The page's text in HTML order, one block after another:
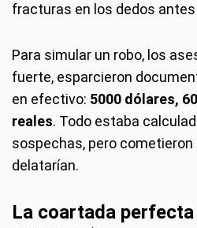
fracturas en los dedos
Para simular un robo, los
fuerte, esparcieron
en efectivo: 5000 dólares,
reales. Todo estaba
sospechas, pero
delatarían.
La coartada perfecta